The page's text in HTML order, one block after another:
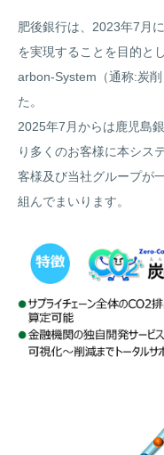
肥後銀行は、2023年7月
を実現することを目的と
arbon-System（通称:炭
た。
2025年7月からは鹿児島
り多くのお客様に本シス
客様及び当社グループが
組んでまいります。